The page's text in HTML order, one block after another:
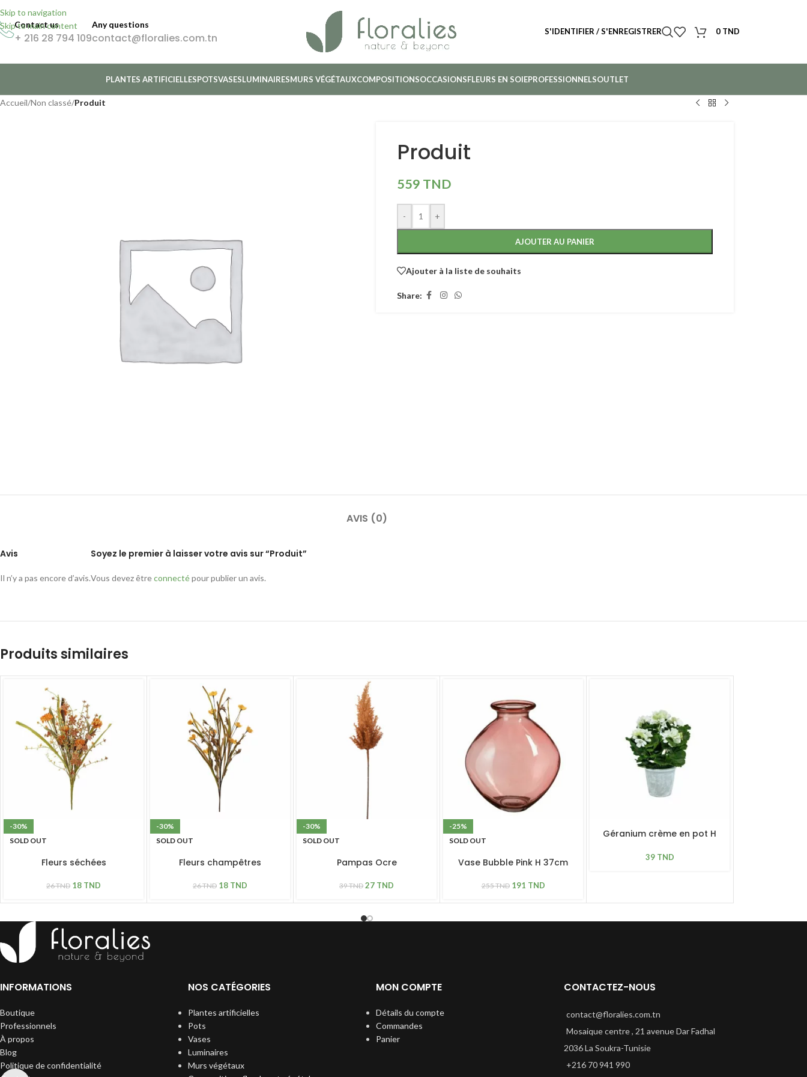
Skip to navigation
Skip to main content
Contact us
+ 216 28 794 109
Any questions
contact@floralies.com.tn S'IDENTIFIER / S'ENREGISTRER 0 TND
PLANTES ARTIFICIELLESPOTSVASESLUMINAIRESMURS VÉGÉTAUXCOMPOSITIONSOCCASIONSFLEURS EN SOIEPROFESSIONNELSOUTLET
Accueil/Non classé/Produit
Produit
559 TND
- +
AJOUTER AU PANIER
Ajouter à la liste de souhaits
Share:
AVIS (0)
Avis
Il n’y a pas encore d’avis.
Soyez le premier à laisser votre avis sur “Produit”
Vous devez êtreconnectépour publier un avis.
Produits similaires
-30%
SOLD OUT
Fleurs séchées
26TND 18 TND
-30%
SOLD OUT
Fleurs champêtres
26TND 18 TND
-30%
SOLD OUT
Pampas Ocre
39TND 27 TND
-25%
SOLD OUT
Vase Bubble Pink H 37cm
255TND 191 TND
Géranium crème en pot H
39 TND
INFORMATIONS
Boutique
Professionnels
À propos
Blog
Politique de confidentialité
NOS CATÉGORIES
Plantes artificielles
Pots
Vases
Luminaires
Murs végétaux
MON COMPTE
Détails du compte
Commandes
Panier
CONTACTEZ-NOUS
contact@floralies.com.tn
Mosaique centre , 21 avenue Dar Fadhal
2036 La Soukra-Tunisie
+216 70 941 990